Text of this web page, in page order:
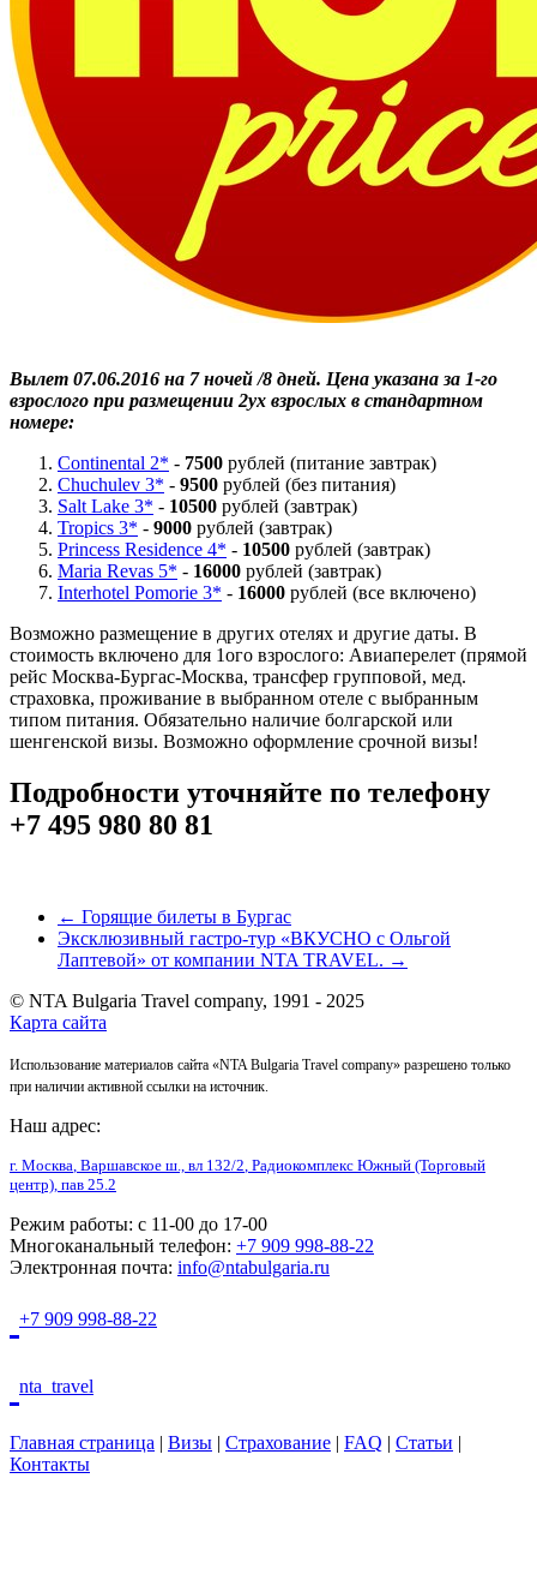
Вылет 07.06.2016 на 7 ночей /8 дней. Цена указана за 1-го
взрослого при размещении 2ух взрослых в стандартном
номере:
Continental 2* - 7500 рублей (питание завтрак)
Chuchulev 3* - 9500 рублей (без питания)
Salt Lake 3* - 10500 рублей (завтрак)
Tropics 3* - 9000 рублей (завтрак)
Princess Residence 4* - 10500 рублей (завтрак)
Maria Revas 5* - 16000 рублей (завтрак)
Interhotel Pomorie 3* - 16000 рублей (все включено)
Возможно размещение в других отелях и другие даты. В
стоимость включено для 1ого взрослого: Авиаперелет (прямой
рейс Москва-Бургас-Москва, трансфер групповой, мед.
страховка, проживание в выбранном отеле с выбранным
типом питания. Обязательно наличие болгарской или
шенгенской визы. Возможно оформление срочной визы!
Подробности уточняйте по телефону
+7 495 980 80 81
← Горящие билеты в Бургас
Эксклюзивный гастро-тур «ВКУСНО с Ольгой
Лаптевой» от компании NTA TRAVEL. →
© NTA Bulgaria Travel company, 1991 - 2025
Карта сайта
Использование материалов сайта «NTA Bulgaria Travel company» разрешено только
при наличии активной ссылки на источник.
Наш адрес:
г. Москва Варшавское ш., вл 132/2 , Радиокомплекс Южный (Торговый
центр), пав 25.2
Режим работы: с 11-00 до 17-00
Многоканальный телефон: +7 909 998-88-22
Электронная почта: info@ntabulgaria.ru
+7 909 998-88-22
nta_travel
Главная страница | Визы | Страхование | FAQ | Статьи |
Контакты